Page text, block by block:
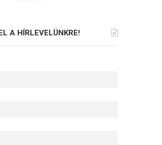
A HÍRLEVELÜNKRE!